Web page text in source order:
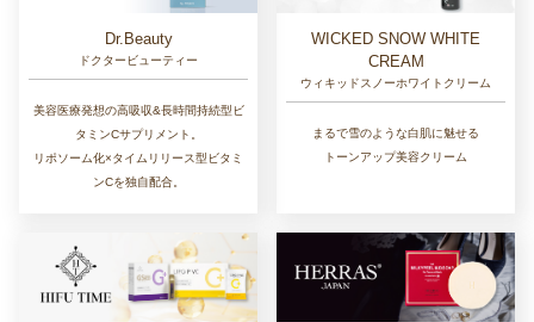
Dr.Beauty
ドクタービューティー
美容医療発想の高吸収&長時間持続型ビ
タミンCサプリメント。
リポソーム化×タイムリリース型ビタミ
ンCを独自配合。
WICKED SNOW WHITE
CREAM
ウィキッドスノーホワイトクリーム
まるで雪のような白肌に魅せる
トーンアップ美容クリーム